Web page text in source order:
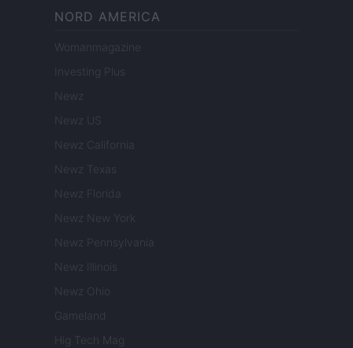
NORD AMERICA
Womanmagazine
Investing Plus
Newz
Newz US
Newz California
Newz Texas
Newz Florida
Newz New York
Newz Pennsylvania
Newz Illinois
Newz Ohio
Gameland
Hig Tech Mag